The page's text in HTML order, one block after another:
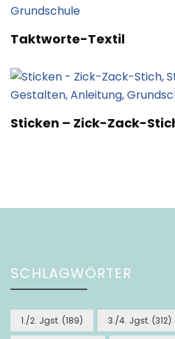
Taktworte-Textil
Sticken – Zick-Zack-
SCHLAGWÖRTER
1./2. Jgst. (189) 3./4. Jgst. (312)